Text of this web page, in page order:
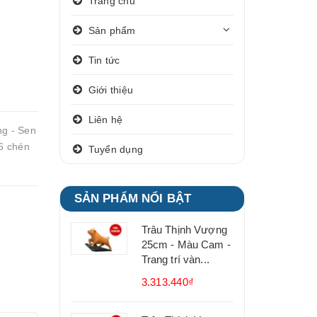
- Sen
chén
Sản phẩm
Tin tức
Giới thiệu
Liên hệ
Tuyển dụng
SẢN PHẨM NỔI BẬT
Trâu Thịnh Vượng
25cm - Màu Cam -
Trang trí vàn...
3.313.440₫